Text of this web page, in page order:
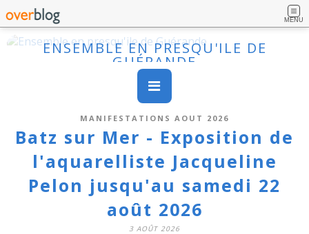
MENU
ENSEMBLE EN PRESQU'ILE DE
GUÉRANDE
MANIFESTATIONS AOUT 2026
Batz sur Mer - Exposition de
l'aquarelliste Jacqueline
Pelon jusqu'au samedi 22
août 2026
3 AOÛT 2026